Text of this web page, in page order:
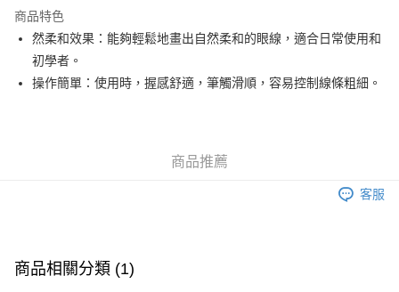
AlipayHK
PayMe
eshop@colourmix-cosmetics.com** **我們不會處理沒有提供存款單據的訂
商品特色
然柔和效果：能夠輕鬆地畫出自然柔和的眼線，適合日常使用和
初學者。
操作簡單：使用時，握感舒適，筆觸滑順，容易控制線條粗細。
商品推薦
客服
商品相關分類 (1)